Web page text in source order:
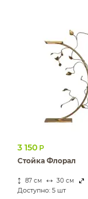
3 150 Р
Стойка Флорал
87 см 30 см
Доступно: 5 шт